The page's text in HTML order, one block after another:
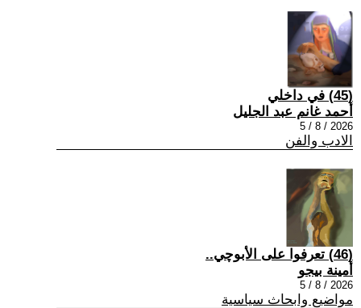
(45) في داخلي
أحمد غانم عبد الجليل
2026 / 8 / 5
الادب والفن
(46) تعرفوا على الأبوچي..
أمينة بيجو
2026 / 8 / 5
مواضيع وابحاث سياسية